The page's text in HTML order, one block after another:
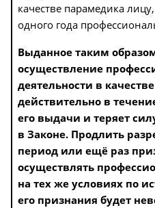
качестве парамедика
одного года
Выданное таким
осуществление
деятельности в
действительно в
его выдачи и теряет
в Законе. Продлить
период или ещё раз
осуществлять
на тех же условиях по
его признания будет